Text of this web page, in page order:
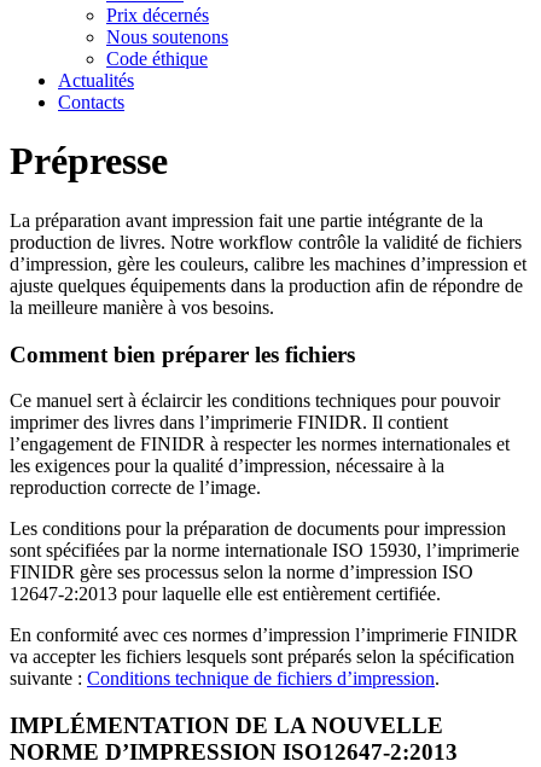
Prix décernés
Nous soutenons
Code éthique
Actualités
Contacts
Prépresse
La préparation avant impression fait une partie intégrante de la
production de livres. Notre workflow contrôle la validité de fichiers
d’impression, gère les couleurs, calibre les machines d’impression et
ajuste quelques équipements dans la production afin de répondre de
la meilleure manière à vos besoins.
Comment bien préparer les fichiers
Ce manuel sert à éclaircir les conditions techniques pour pouvoir
imprimer des livres dans l’imprimerie FINIDR. Il contient
l’engagement de FINIDR à respecter les normes internationales et
les exigences pour la qualité d’impression, nécessaire à la
reproduction correcte de l’image.
Les conditions pour la préparation de documents pour impression
sont spécifiées par la norme internationale ISO 15930, l’imprimerie
FINIDR gère ses processus selon la norme d’impression ISO
12647-2:2013 pour laquelle elle est entièrement certifiée.
En conformité avec ces normes d’impression l’imprimerie FINIDR
va accepter les fichiers lesquels sont préparés selon la spécification
suivante : Conditions technique de fichiers d’impression.
IMPLÉMENTATION DE LA NOUVELLE
NORME D’IMPRESSION ISO12647-2:2013